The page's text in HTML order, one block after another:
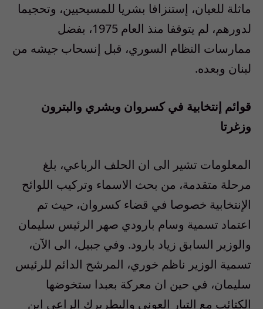
ماثلة للعيان، إستنزافا بشريا للمسيحيين، وتحجيما
لدورهم، لم يتوقفا منذ العام 1975، بفضل
ممارسات النظام السوري، قبل إنسحاب جيشه من
لبنان وبعده.
قوائم إنتخابية في كسروان وبشري والبترون
وزغرتا
المعلومات تشير الى ان الحلف الرباعي، بلغ
مرحلة متقدمة، من بحث الاسماء وتركيب اللوائح
الإنتخابية خصوصا في قضاء كسروان، حيث تم
اعتماد تسمية وسام بارودي صهر الرئيس سليمان
والوزير السابق زياد بارود. وفي جبيل، الى الآن،
تسمية الوزير ناظم خوري، المرشح الدائم للرئيس
سليمان، في حين ان معركة بعبدا ستخوضها
الكتائب مع التيار العوني والبطريرك الراعي إبن